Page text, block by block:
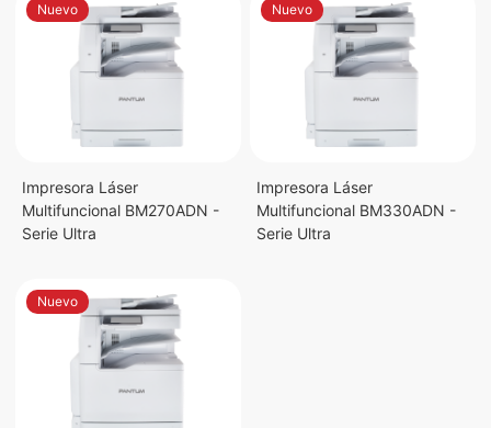
Nuevo
Impresora Láser
Multifuncional BM270ADN -
Serie Ultra
Nuevo
Impresora Láser
Multifuncional BM330ADN -
Serie Ultra
Nuevo